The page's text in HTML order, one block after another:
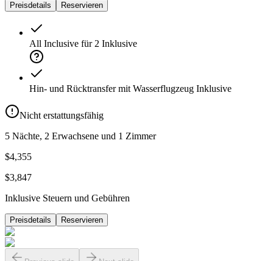
Preisdetails Reservieren
All Inclusive für 2 Inklusive
Hin- und Rücktransfer mit Wasserflugzeug Inklusive
Nicht erstattungsfähig
5 Nächte, 2 Erwachsene und 1 Zimmer
$4,355
$3,847
Inklusive Steuern und Gebühren
Preisdetails Reservieren